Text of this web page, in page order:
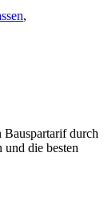
,
Bauspartarif durch
die besten